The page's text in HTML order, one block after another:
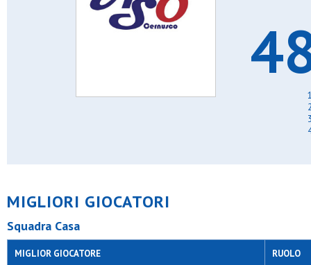
MIGLIORI GIOCATORI
Squadra Casa
MIGLIOR GIOCATORE RUOLO